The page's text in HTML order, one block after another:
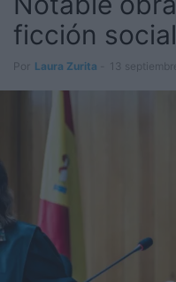
ficción social
Por Laura Zurita 13